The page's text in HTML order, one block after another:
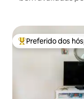
Entre os melhores
Preferido dos